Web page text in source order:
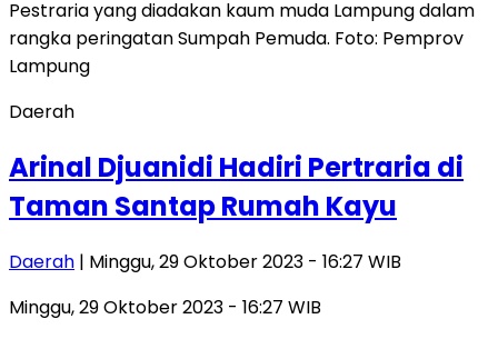
Daerah
Arinal Djuanidi Hadiri Pertraria di
Taman Santap Rumah Kayu
Daerah | Minggu, 29 Oktober 2023 - 16:27 WIB
Minggu, 29 Oktober 2023 - 16:27 WIB